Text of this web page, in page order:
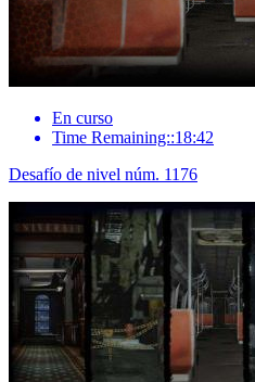
En curso
Time Remaining::18:42
Desafío de nivel núm. 1176